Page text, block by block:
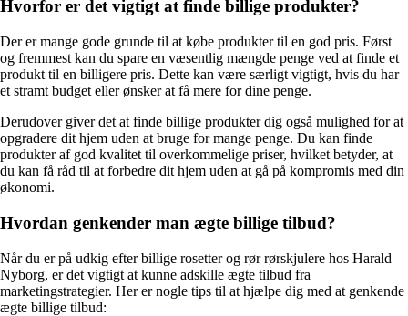
Hvorfor er det vigtigt at finde billige produkter?
Der er mange gode grunde til at købe produkter til en god pris. Først
og fremmest kan du spare en væsentlig mængde penge ved at finde et
produkt til en billigere pris. Dette kan være særligt vigtigt, hvis du har
et stramt budget eller ønsker at få mere for dine penge.
Derudover giver det at finde billige produkter dig også mulighed for at
opgradere dit hjem uden at bruge for mange penge. Du kan finde
produkter af god kvalitet til overkommelige priser, hvilket betyder, at
du kan få råd til at forbedre dit hjem uden at gå på kompromis med din
økonomi.
Hvordan genkender man ægte billige tilbud?
Når du er på udkig efter billige rosetter og rør rørskjulere hos Harald
Nyborg, er det vigtigt at kunne adskille ægte tilbud fra
marketingstrategier. Her er nogle tips til at hjælpe dig med at genkende
ægte billige tilbud: